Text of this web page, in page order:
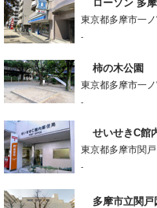
ローソン 多
東京都多摩市一ノ
-
柿の木公園
東京都多摩市一ノ
-
せいせきC館
東京都多摩市関戸
-
多摩市立関戸